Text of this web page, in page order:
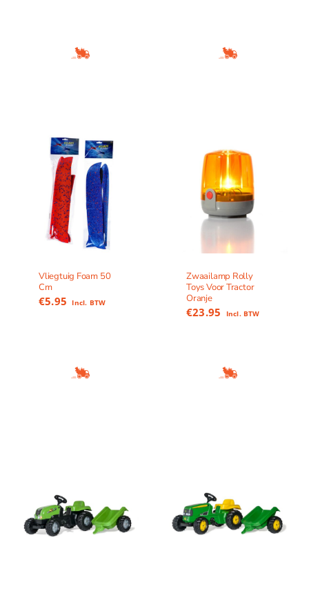
Vliegtuig Foam 50
Cm
€5.95 Incl. BTW
Zwaailamp Rolly
Toys Voor Tractor
Oranje
€23.95 Incl. BTW